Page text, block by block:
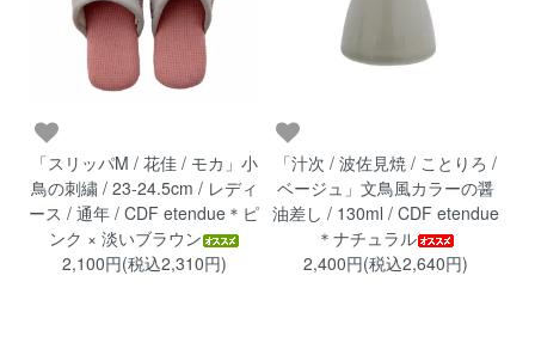
「スリッパM / 花佳 / モカ」小
鳥の刺繍 / 23-24.5cm / レディ
ース / 通年 / CDF etendue＊ピ
ンク × 淡いブラウン
2,100円(税込2,310円)
「汁次 / 波佐見焼 / ことりろ /
ベージュ」文鳥風カラーの醤
油差し / 130ml / CDF etendue
＊ナチュラル
2,400円(税込2,640円)